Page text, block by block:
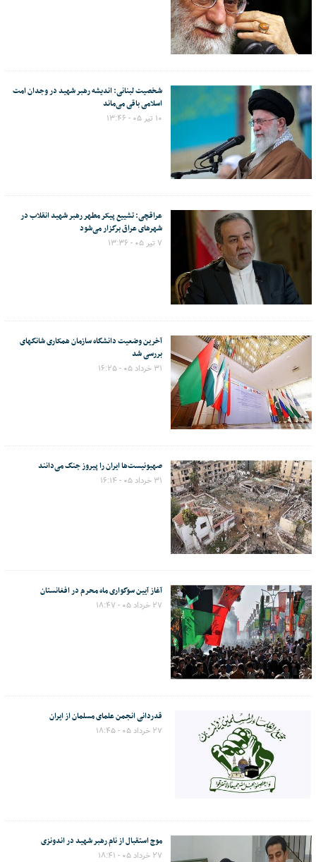
شخصیت لبنانی: اندیشه رهبر شهید در وجدان امت
اسلامی باقی می‌ماند
۱۰ تیر ۰۵ - ۱۳:۴۶
عراقچی: تشییع پیکر مطهر رهبر شهید انقلاب در
شهرهای عراق برگزار می‌شود
۷ تیر ۰۵ - ۱۳:۳۶
آخرین وضعیت دانشگاه سازمان همکاری شانگهای
بررسی شد
۳۱ خرداد ۰۵ - ۱۶:۲۵
صهیونیست‌ها ایران را پیروز جنگ می‌دانند
۳۱ خرداد ۰۵ - ۱۶:۱۴
آغاز آیین سوگواری ماه محرم در افغانستان
۲۷ خرداد ۰۵ - ۱۸:۴۷
قدردانی انجمن علمای مسلمان از ایران
۲۷ خرداد ۰۵ - ۱۸:۴۵
موج استقبال از نام رهبر شهید در اندونزی
۲۷ خرداد ۰۵ - ۱۸:۴۱